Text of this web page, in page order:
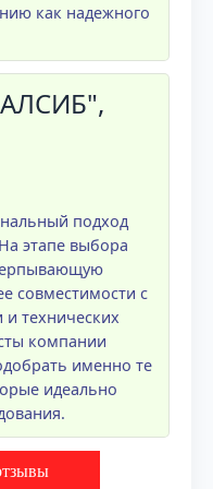
как надежного
подход
этапе выбора
совместимости с
технических
компании
именно те
идеально